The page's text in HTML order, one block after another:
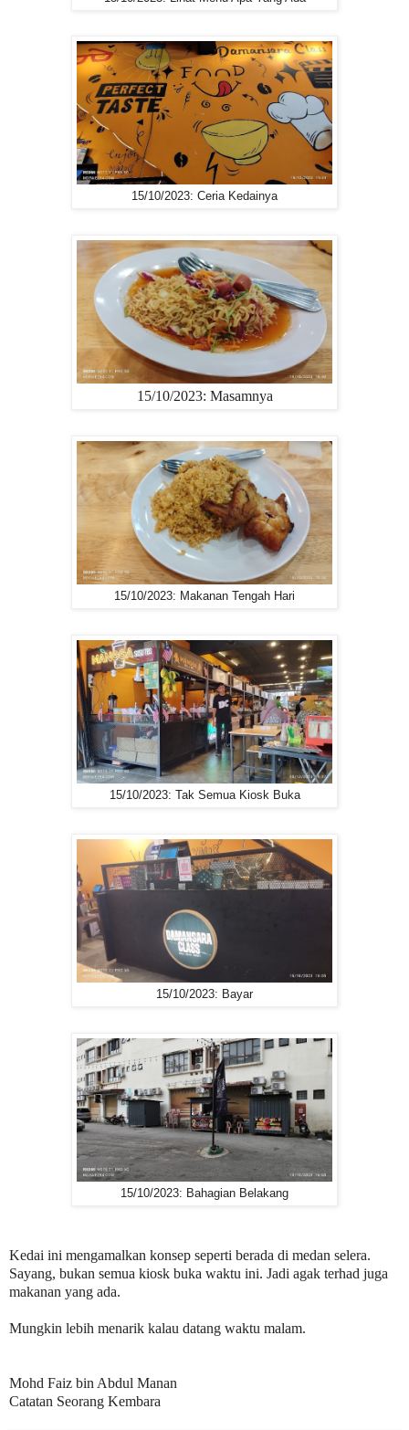
15/10/2023: Ceria Kedainya
15/10/2023: Masamnya
15/10/2023: Makanan Tengah Hari
15/10/2023: Tak Semua Kiosk Buka
15/10/2023: Bayar
15/10/2023: Bahagian Belakang
Kedai ini mengamalkan konsep seperti berada di medan selera.
Sayang, bukan semua kiosk buka waktu ini. Jadi agak terhad juga
makanan yang ada.
Mungkin lebih menarik kalau datang waktu malam.
Mohd Faiz bin Abdul Manan
Catatan Seorang Kembara